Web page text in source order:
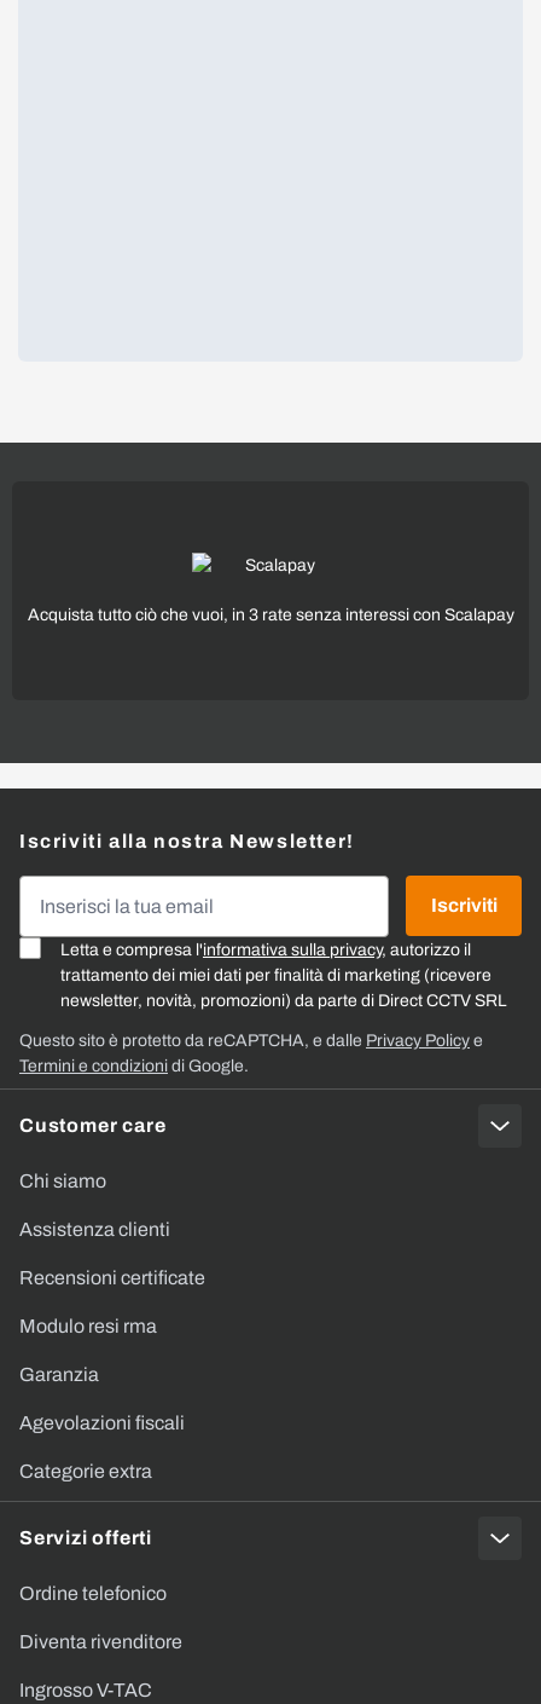
Acquista tutto ciò che vuoi, in 3 rate senza interessi con Scalapay
Customer care
Chi siamo
Assistenza clienti
Recensioni certificate
Modulo resi rma
Garanzia
Agevolazioni fiscali
Categorie extra
Servizi offerti
Ordine telefonico
Diventa rivenditore
Ingrosso V-TAC
Iscriviti alla nostra Newsletter!
Letta e compresa l'informativa sulla privacy, autorizzo il
trattamento dei miei dati per finalità di marketing (ricevere
newsletter, novità, promozioni) da parte di Direct CCTV SRL
Iscriviti
Questo sito è protetto da reCAPTCHA, e dalle Privacy Policy e
Termini e condizioni di Google.